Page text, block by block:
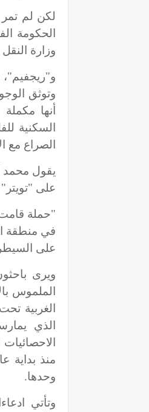
لكن لم
الحكومة
وزارة
وتوثق
أنها
السكنية
الصراع مع
يقول محمد
على
"حملة
في منطقة
على
ويرى
الملموس
الغربية
الذي
وحدها.
وتأتي